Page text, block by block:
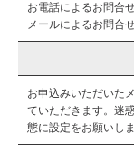
お電話によるお問合
メールによるお問合せ
お申込みいただいた
ていただきます。迷
態に設定をお願いしま